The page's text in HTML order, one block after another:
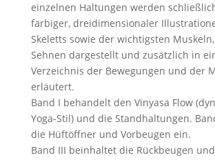
einzelnen Haltungen werden
farbiger, dreidimensionaler
Skeletts sowie der wichtigsten
Sehnen dargestellt und zusätzlich in
Verzeichnis der Bewegungen und der
erläutert.
Band I behandelt den Vinyasa Flow
Yoga-Stil) und die Standhaltungen.
die Hüftöffner und Vorbeugen ein.
Band III beinhaltet die Rückbeugen und